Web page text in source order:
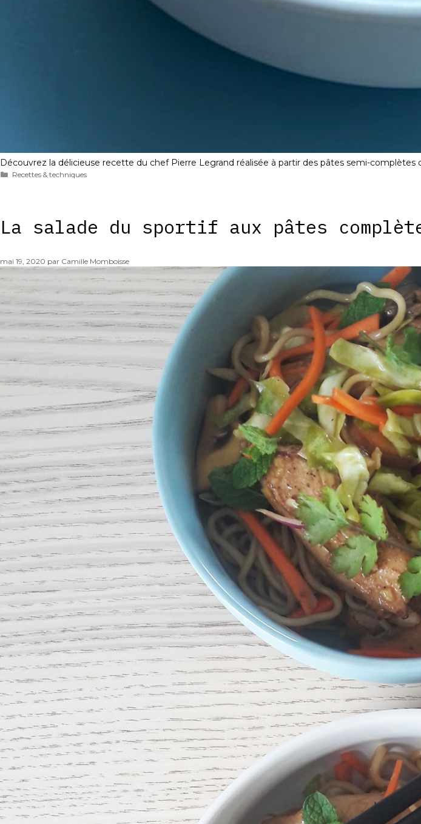
Découvrez la délicieuse recette du chef Pierre Legrand réalisée à partir des pâtes semi-complètes
Catégories
Recettes & techniques
La salade du sportif aux pâtes
mai 19, 2020 par Camille Momboisse